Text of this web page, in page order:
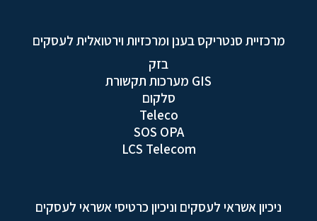
מרכזיית סנטריקס בענן ומרכזיות וירטואלית לעסקים
בזק
GIS מערכות תקשורת
סלקום
Teleco
SOS OPA
LCS Telecom
ניכיון אשראי לעסקים וניכיון כרטיסי אשראי לעסקים